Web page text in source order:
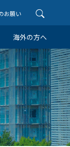
お願い
海外の方へ